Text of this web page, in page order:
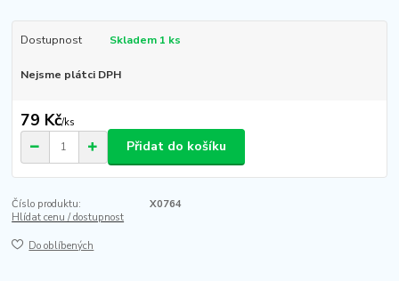
Dostupnost Skladem 1 ks
Nejsme plátci DPH
79 Kč/ks
Přidat do košíku
Číslo produktu:
X0764
Hlídat cenu / dostupnost
Do oblíbených